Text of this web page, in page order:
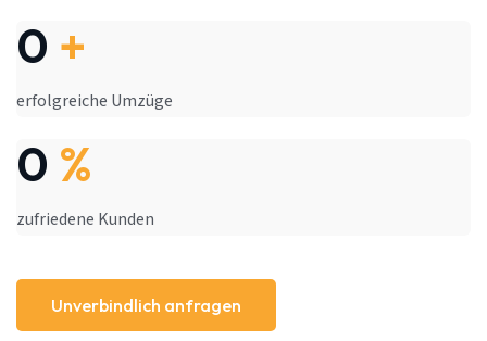
0 +
erfolgreiche Umzüge
0 %
zufriedene Kunden
Unverbindlich anfragen